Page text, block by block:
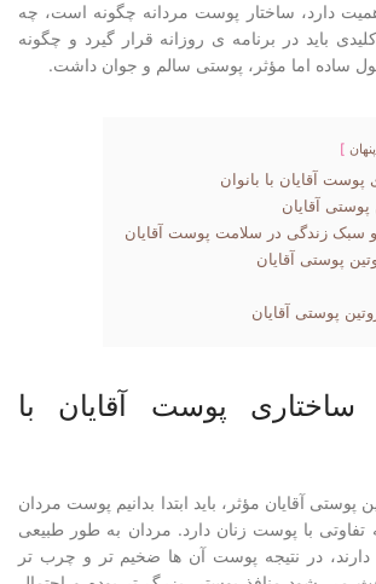
دارد، ساختار پوست مردانه چگونه است، چه
باید در برنامه ی روزانه قرار گیرد و چگونه
ساده اما مؤثر، پوستی سالم و جوان داشت.
پنهان
آقایان با بانوان
آقایان
سبک زندگی در سلامت پوست آقایان
پوستی آقایان
پوستی آقایان
پوست آقایان با
آقایان مؤثر، باید ابتدا بدانیم پوست مردان
تفاوتی با پوست زنان دارد. مردان به طور طبیعی
در نتیجه پوست آن ها ضخیم تر و چرب تر